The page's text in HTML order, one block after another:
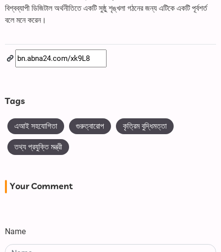
বিশ্বব্যাপী ডিজিটাল অর্থনীতিতে একটি সুষ্ঠু শৃঙ্খলা গঠনের জন্য এটিকে একটি পূর্বশর্ত
বলে মনে করেন।
Tags
এআই সহযোগিতা গুরুত্বারোপ কৃত্রিম বুদ্ধিমত্তা
তথ্য প্রযুক্তি মন্ত্রী
Your Comment
Name